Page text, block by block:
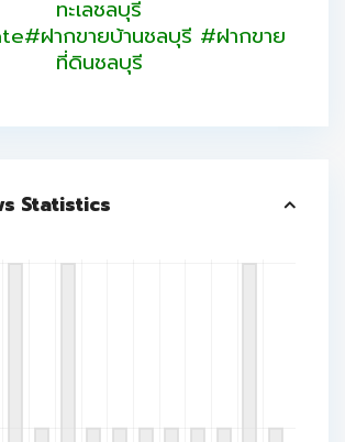
ทะเลชลบุรี
ฝากขายบ้านชลบุรี #ฝากขาย
ที่ดินชลบุรี
Statistics